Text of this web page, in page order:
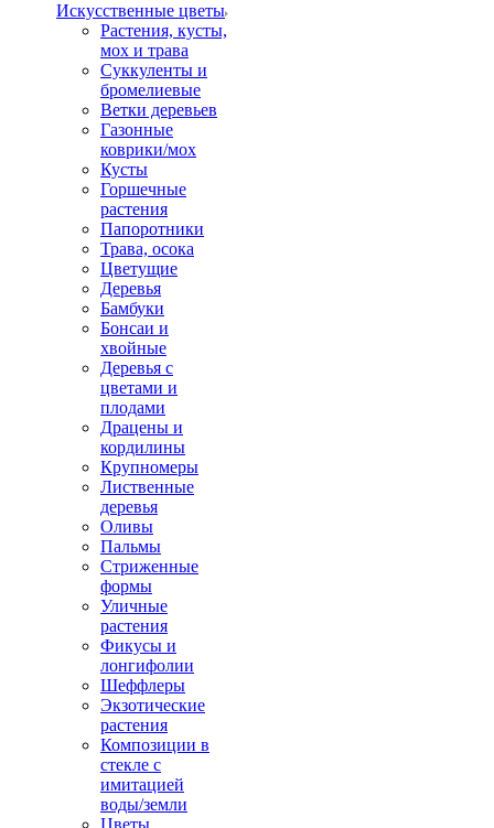
Искусственные цветы
Растения, кусты,
мох и трава
Суккуленты и
бромелиевые
Ветки деревьев
Газонные
коврики/мох
Кусты
Горшечные
растения
Папоротники
Трава, осока
Цветущие
Деревья
Бамбуки
Бонсаи и
хвойные
Деревья с
цветами и
плодами
Драцены и
кордилины
Крупномеры
Лиственные
деревья
Оливы
Пальмы
Стриженные
формы
Уличные
растения
Фикусы и
лонгифолии
Шеффлеры
Экзотические
растения
Композиции в
стекле с
имитацией
воды/земли
Цветы